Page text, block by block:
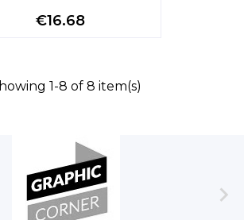
Price
€16.68
1-8 of 8 item(s)
